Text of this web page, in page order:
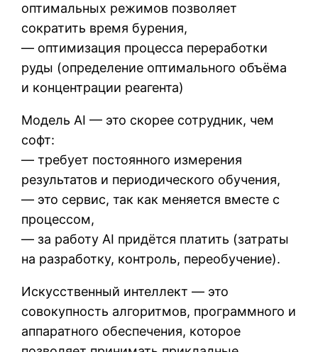
оптимальных режимов позволяет
сократить время бурения,
— оптимизация процесса переработки
руды (определение оптимального объёма
и концентрации реагента)
Модель AI — это скорее сотрудник, чем
софт:
— требует постоянного измерения
результатов и периодического обучения,
— это сервис, так как меняется вместе с
процессом,
— за работу AI придётся платить (затраты
на разработку, контроль, переобучение).
Искусственный интеллект — это
совокупность алгоритмов, программного и
аппаратного обеспечения, которое